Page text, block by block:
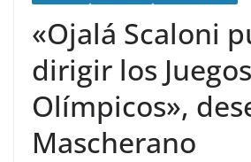
«Ojalá Scaloni
dirigir los Juegos
Olímpicos»,
Mascherano